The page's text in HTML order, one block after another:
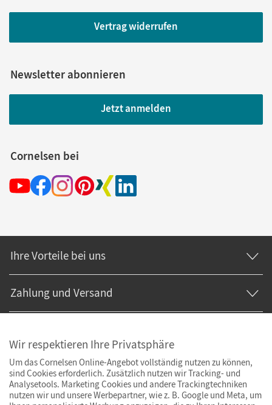
Vertrag widerrufen
Newsletter abonnieren
Jetzt anmelden
Cornelsen bei
Ihre Vorteile bei uns
Zahlung und Versand
Wir respektieren Ihre Privatsphäre
Um das Cornelsen Online-Angebot vollständig nutzen zu können,
sind Cookies erforderlich. Zusätzlich nutzen wir Tracking- und
Analysetools. Marketing Cookies und andere Trackingtechniken
nutzen wir und unsere Werbepartner, wie z. B. Google und Meta, um